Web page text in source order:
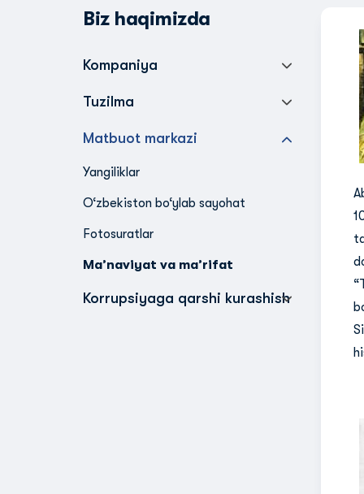
Biz haqimizda
Kompaniya
Tuzilma
Matbuot markazi
Yangiliklar
O‘zbekiston bo‘ylab sayohat
Fotosuratlar
Ma’naviyat va ma’rifat
Korrupsiyaga qarshi kurashish